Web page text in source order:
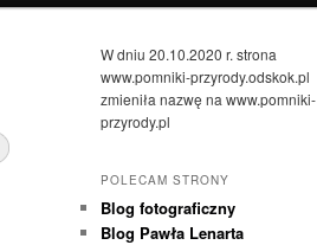
W dniu 20.10.2020 r. strona
www.pomniki-przyrody.odskok.pl
zmieniła nazwę na www.pomniki-
przyrody.pl
POLECAM STRONY
Blog fotograficzny
Blog Pawła Lenarta